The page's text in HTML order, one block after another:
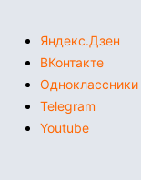
Яндекс.Дзен
ВКонтакте
Одноклассники
Telegram
Youtube